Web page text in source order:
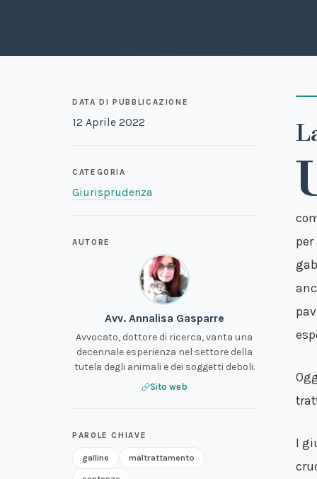
DATA DI PUBBLICAZIONE
12 Aprile 2022
CATEGORIA
Giurisprudenza
AUTORE
Avv. Annalisa Gasparre
Avvocato, dottore di ricerca, vanta una
decennale esperienza nel settore della
tutela degli animali e dei soggetti deboli.
Sito web
PAROLE CHIAVE
galline
maltrattamento
I